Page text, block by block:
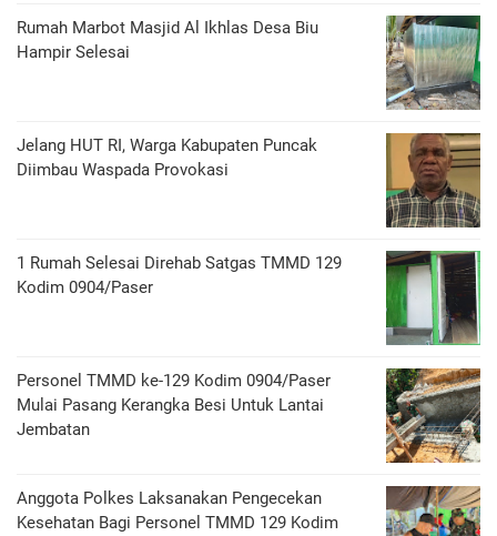
Rumah Marbot Masjid Al Ikhlas Desa Biu
Hampir Selesai
Jelang HUT RI, Warga Kabupaten Puncak
Diimbau Waspada Provokasi
1 Rumah Selesai Direhab Satgas TMMD 129
Kodim 0904/Paser
Personel TMMD ke-129 Kodim 0904/Paser
Mulai Pasang Kerangka Besi Untuk Lantai
Jembatan
Anggota Polkes Laksanakan Pengecekan
Kesehatan Bagi Personel TMMD 129 Kodim